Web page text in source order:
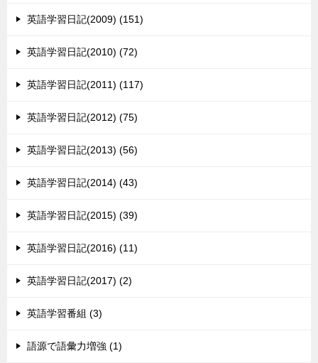
英語学習日記(2009) (151)
英語学習日記(2010) (72)
英語学習日記(2011) (117)
英語学習日記(2012) (75)
英語学習日記(2013) (56)
英語学習日記(2014) (43)
英語学習日記(2015) (39)
英語学習日記(2016) (11)
英語学習日記(2017) (2)
英語学習番組 (3)
語源で語彙力増強 (1)